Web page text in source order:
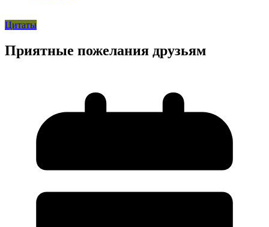
Цитаты
Приятные пожелания друзьям